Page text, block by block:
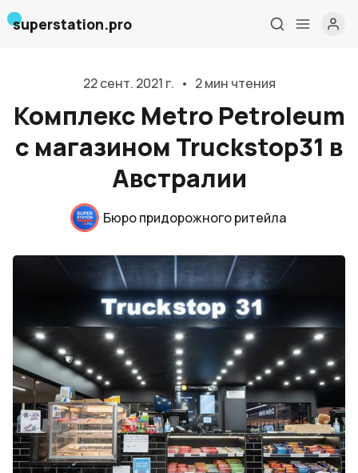
Главная
О нас
Дизайн и проектирование
Консалтинг и обучение
Блог
superstation.pro
22 сент. 2021 г. • 2 мин чтения
Комплекс Metro Petroleum
с магазином Truckstop31 в
Австралии
Бюро придорожного ритейла